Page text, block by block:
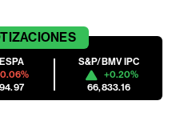
S&P/BMV IPC
+0.20%
66,833.16